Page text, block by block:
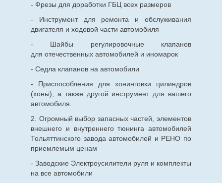
- Фрезы для доработки ГБЦ всех размеров
- Инструмент для ремонта и обслуживания
двигателя и ходовой части автомобиля
- Шайбы регулировочные клапанов
для отечественныхавтомобилей и иномарок
- Седла клапанов на автомобили
- Приспособления для хонинговки цилиндров
(хоны), а также другой инструмент для вашего
автомобиля.
2. Огромный выбор запасных частей, элементов
внешнего и внутреннего тюнинга автомобилей
Тольяттинского завода автомобилей и РЕНО по
приемлемым ценам
- Заводские Электроусилители руля и комплекты
на все автомобили